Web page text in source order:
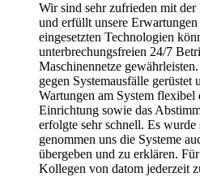
Wir sind sehr zufrieden mit der
und erfüllt unsere
eingesetzten Technologien
unterbrechungsfreien 24/7
Maschinennetze
gegen Systemausfälle gerüstet
Wartungen am System
Einrichtung sowie das
erfolgte sehr schnell. Es
genommen uns die Systeme
übergeben und zu erklären.
Kollegen von datom jederzeit